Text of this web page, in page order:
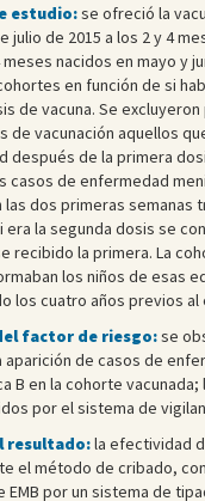
estudio:se ofreció la
julio de 2015 a los 2 y 4
nacidos en mayo y
en función de si
de vacuna. Se excluyeron
de vacunación aquellos
después de la primera
casos de enfermedad
dos primeras semanas
era la segunda dosis se
recibido la primera. La
los niños de esas
los cuatro años previos al
factor de riesgo:se
aparición de casos de
B en la cohorte vacunada;
por el sistema de
resultado:la efectividad
el método de cribado,
EMB por un sistema de